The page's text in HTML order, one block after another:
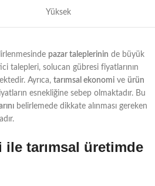
Yüksek
pazar taleplerinin de büyük
talepleri, solucan gübresi fiyatlarının
Ayrıca, tarımsal ekonomi ve ürün
esnekliğine sebep olmaktadır. Bu
belirlemede dikkate alınması gereken
tarımsal üretimde